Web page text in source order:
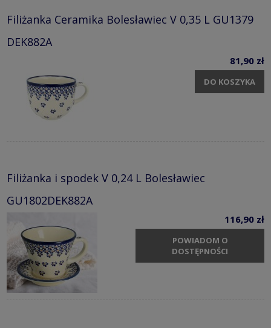
Filiżanka Ceramika Bolesławiec V 0,35 L GU1379
DEK882A
81,90 zł
DO KOSZYKA
Filiżanka i spodek V 0,24 L Bolesławiec
GU1802DEK882A
116,90 zł
POWIADOM O
DOSTĘPNOŚCI